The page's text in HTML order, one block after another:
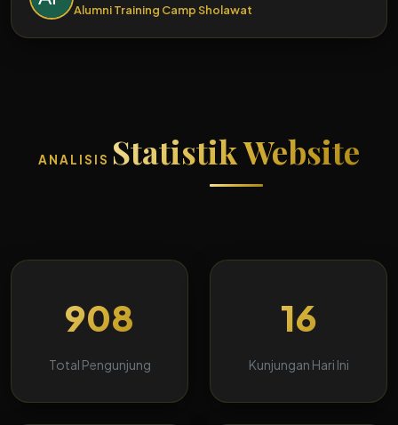
AlumniTraining Camp Sholawat
ANALISIS Statistik Website
908
Total Pengunjung
16
Kunjungan Hari Ini